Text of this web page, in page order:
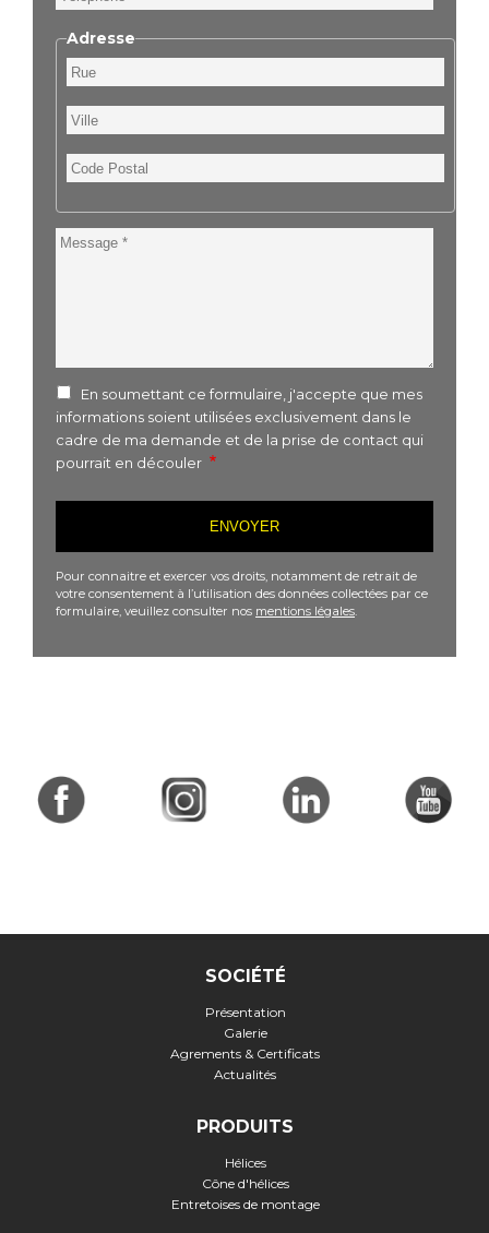
Adresse
Rue
Ville
Code
Postal
Message
En soumettant ce formulaire, j'accepte que mes
informations soient utilisées exclusivement dans le
cadre de ma demande et de la prise de contact qui
pourrait en découler
Pour connaitre et exercer vos droits, notamment de retrait de
votre consentement à l’utilisation des données collectées par ce
formulaire, veuillez consulter nos mentions légales
SOCIÉTÉ
Présentation
Galerie
Agrements & Certificats
Actualités
PRODUITS
Hélices
Cône d'hélices
Entretoises de montage